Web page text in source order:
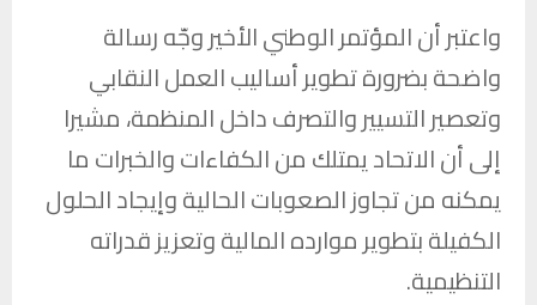
واعتبر أن المؤتمر الوطني الأخير وجّه رسالة
واضحة بضرورة تطوير أساليب العمل النقابي
وتعصير التسيير والتصرف داخل المنظمة، مشيرا
إلى أن الاتحاد يمتلك من الكفاءات والخبرات ما
يمكنه من تجاوز الصعوبات الحالية وإيجاد الحلول
الكفيلة بتطوير موارده المالية وتعزيز قدراته
التنظيمية.